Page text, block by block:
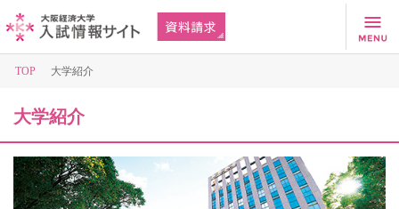
TOP 大学紹介
大学紹介